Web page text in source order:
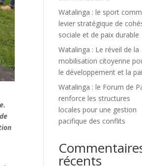
Watalinga : le sport
levier stratégique de
sociale et de paix durable
Watalinga : Le réveil de la
mobilisation citoyenne
le développement et la
Watalinga : le Forum de
renforce les structures
locales pour une gestion
pacifique des conflits
récents